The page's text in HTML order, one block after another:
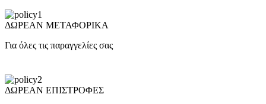
ΔΩΡΕΑΝ ΜΕΤΑΦΟΡΙΚΑ
Για όλες τις παραγγελίες σας
ΔΩΡΕΑΝ ΕΠΙΣΤΡΟΦΕΣ